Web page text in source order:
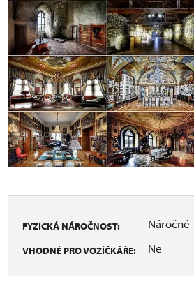
FYZICKÁ NÁROČNOST: Náročné
VHODNÉ PRO VOZÍČKÁŘE: Ne